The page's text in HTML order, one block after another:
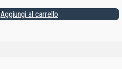
Aggiungi al carrello